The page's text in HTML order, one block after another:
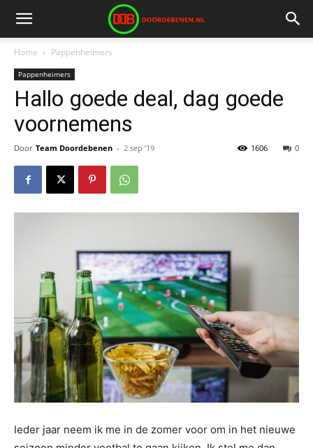
Home Pappenheimers
Pappenheimers
Hallo goede deal, dag goede
voornemens
Door Team Doordebenen - 2 sep ’19 0
1606
Ieder jaar neem ik me in de zomer voor om in het nieuwe